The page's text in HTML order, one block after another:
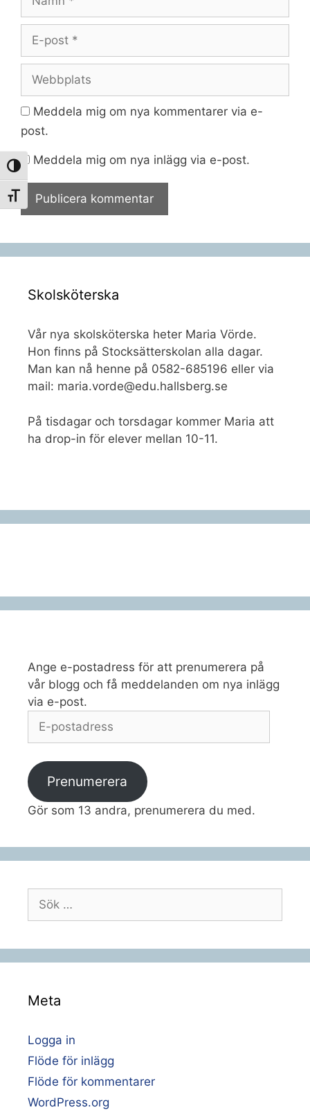
Slå på/av hög kontrast
Slå på/av textstorlek
Webbplats
Meddela mig om nya kommentarer via e-
post.
Meddela mig om nya inlägg via e-post.
Skolsköterska
Vår nya skolsköterska heter Maria Vörde.
Hon finns på Stocksätterskolan alla dagar.
Man kan nå henne på 0582-685196 eller via
mail: maria.vorde@edu.hallsberg.se
På tisdagar och torsdagar kommer Maria att
ha drop-in för elever mellan 10-11.
Ange e-postadress för att prenumerera på
vår blogg och få meddelanden om nya inlägg
via e-post.
postadress
Prenumerera
Gör som 13 andra, prenumerera du med.
Sök
efter:
Meta
Logga in
Flöde för inlägg
Flöde för kommentarer
WordPress.org